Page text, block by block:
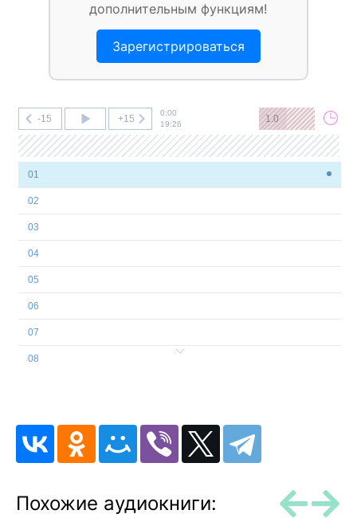
дополнительным функциям!
Зарегистрироваться
-15 +15
0:00
19:26
1.0
01
02
03
04
05
06
07
08
11
12
Похожие аудиокниги: